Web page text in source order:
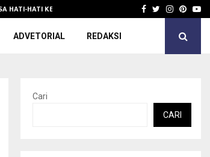
HATI-HATI KELOLA KOPDES… Sukses
Facebook
Twitter
ADVETORIAL REDAKSI
Cari
CARI